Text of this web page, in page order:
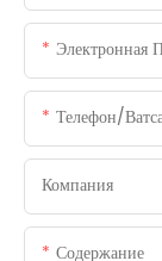
Электронная
Телефон/
Компания
Содержание